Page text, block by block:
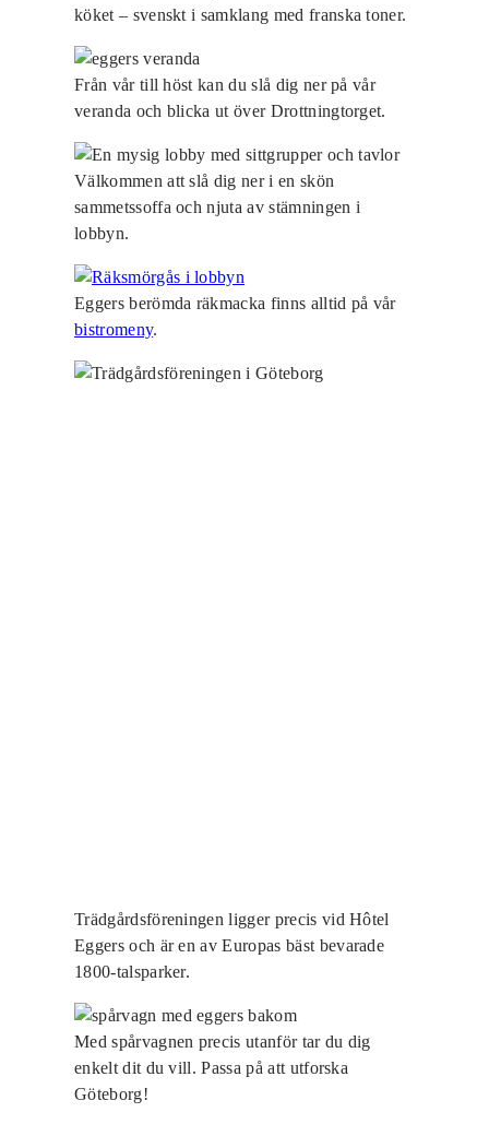
köket – svenskt i samklang med franska toner.
Från vår till höst kan du slå dig ner på vår
veranda och blicka ut över Drottningtorget.
Välkommen att slå dig ner i en skön
sammetssoffa och njuta av stämningen i
lobbyn.
Eggers berömda räkmacka finns alltid på vår
bistromeny.
Trädgårdsföreningen ligger precis vid Hôtel
Eggers och är en av Europas bäst bevarade
1800-talsparker.
Med spårvagnen precis utanför tar du dig
enkelt dit du vill. Passa på att utforska
Göteborg!